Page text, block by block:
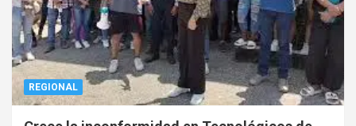
REGIONAL